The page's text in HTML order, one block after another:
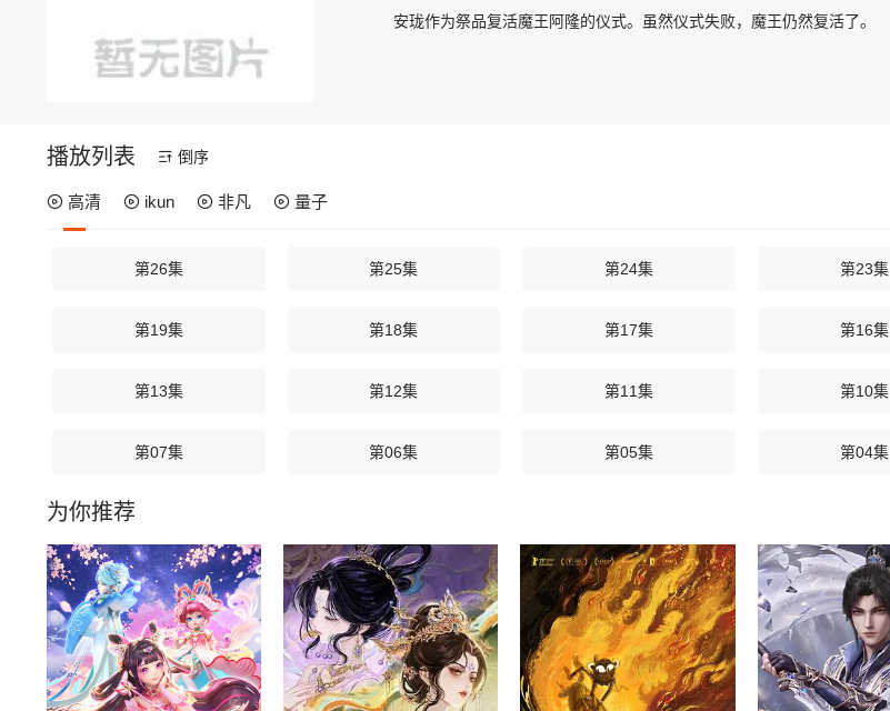
安珑作为祭品复活魔王阿隆的仪式。虽然仪式失败，魔王仍然复活了。
播放列表 倒序
高清 ikun 非凡 量子
第26集 第25集 第24集 第23集
第19集 第18集 第17集 第16集
第13集 第12集 第11集 第10集
第07集 第06集 第05集 第04集
第01集
为你推荐